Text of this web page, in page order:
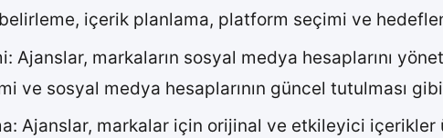
içerik planlama, platform seçimi ve
Ajanslar, markaların sosyal medya hesaplarını
ve sosyal medya hesaplarının güncel tutulması
Ajanslar, markalar için orijinal ve etkileyici